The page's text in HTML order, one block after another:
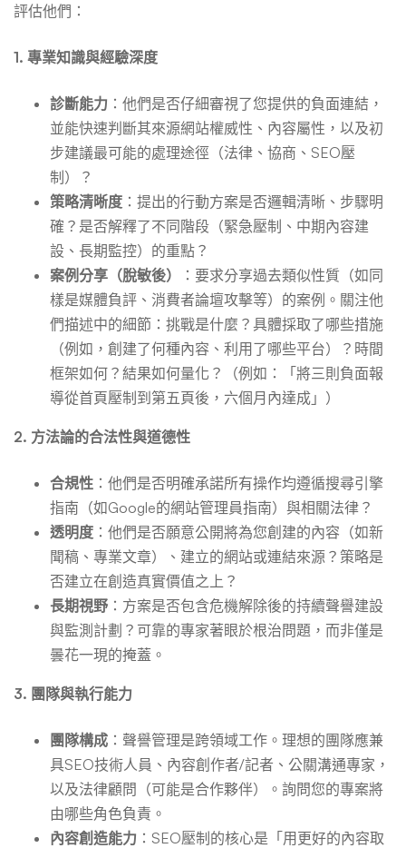
評估他們：
1. 專業知識與經驗深度
診斷能力 ：他們是否仔細審視了您提供的負面連結，
並能快速判斷其來源網站權威性、內容屬性，以及初
步建議最可能的處理途徑（法律、協商、SEO壓
制）？
策略清晰度 ：提出的行動方案是否邏輯清晰、步驟明
確？是否解釋了不同階段（緊急壓制、中期內容建
設、長期監控）的重點？
案例分享（脫敏後）
：要求分享過去類似性質（如同
樣是媒體負評、消費者論壇攻擊等）的案例。關注他
們描述中的細節：挑戰是什麼？具體採取了哪些措施
（例如，創建了何種內容、利用了哪些平台）？時間
框架如何？結果如何量化？（例如：「將三則負面報
導從首頁壓制到第五頁後，六個月內達成」）
2. 方法論的合法性與道德性
合規性 ：他們是否明確承諾所有操作均遵循搜尋引擎
指南（如Google的網站管理員指南）與相關法律？
透明度 ：他們是否願意公開將為您創建的內容（如新
聞稿、專業文章）、建立的網站或連結來源？策略是
否建立在創造真實價值之上？
長期視野 ：方案是否包含危機解除後的持續聲譽建設
與監測計劃？可靠的專家著眼於根治問題，而非僅是
曇花一現的掩蓋。
3. 團隊與執行能力
團隊構成 ：聲譽管理是跨領域工作。理想的團隊應兼
具SEO技術人員、內容創作者/記者、公關溝通專家，
以及法律顧問（可能是合作夥伴）。詢問您的專案將
由哪些角色負責。
內容創造能力 ：SEO壓制的核心是「用更好的內容取